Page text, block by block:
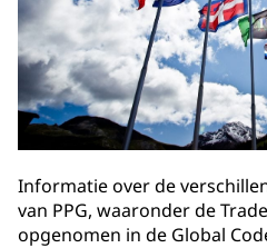
Informatie over de
van PPG, waaronder de
opgenomen in de Global